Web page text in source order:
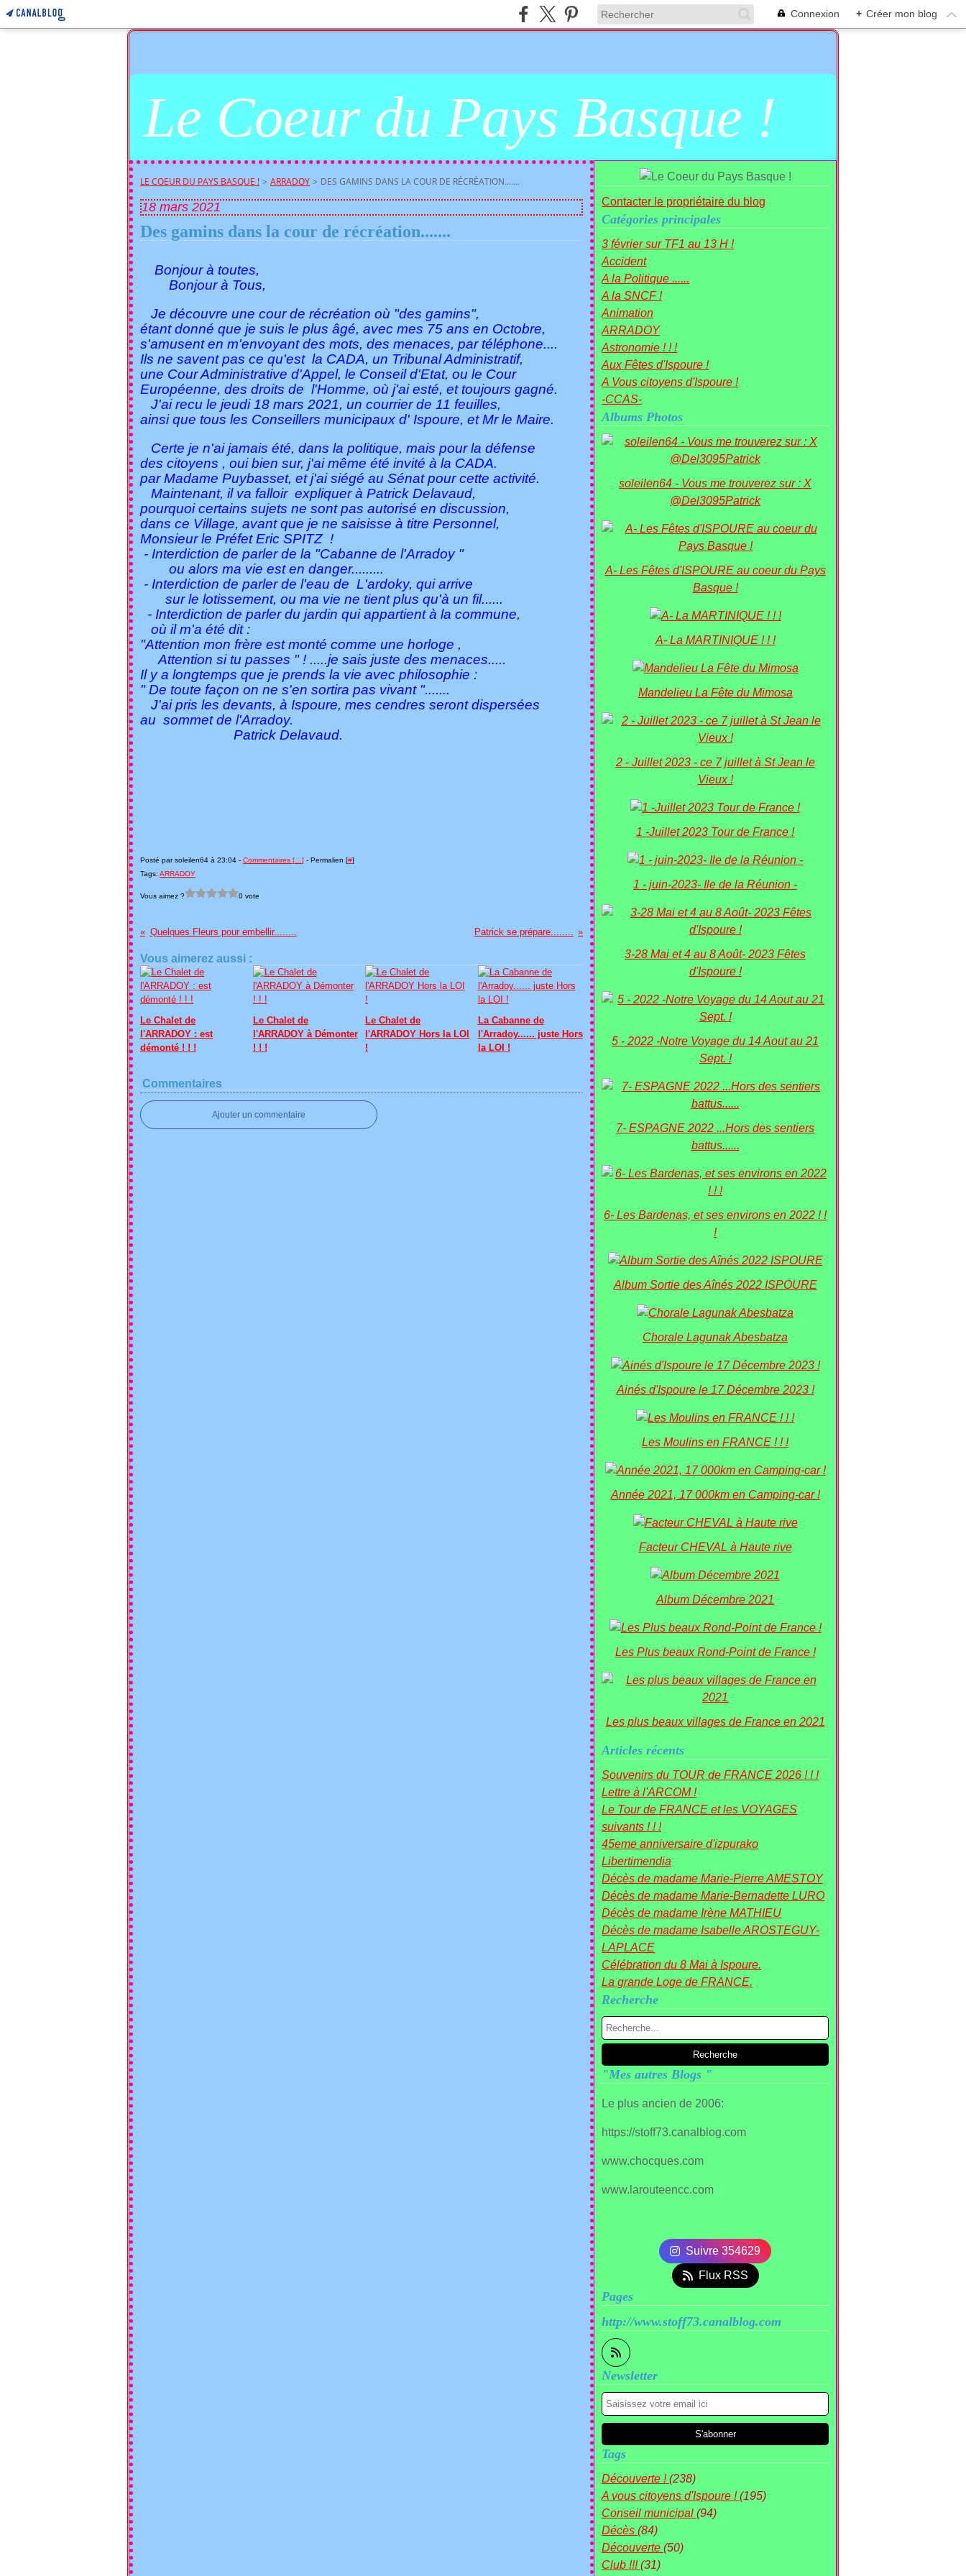
Connexion + Créer mon blog
Le Coeur du Pays Basque !
LE COEUR DU PAYS BASQUE ! > ARRADOY > DES GAMINS DANS LA COUR DE RÉCRÉATION.......
18 mars 2021
Des gamins dans la cour de récréation.......
Bonjour à toutes,
Bonjour à Tous,
Je découvre une cour de récréation où "des gamins",
étant donné que je suis le plus âgé, avec mes 75 ans en Octobre,
s'amusent en m'envoyant des mots, des menaces, par téléphone....
Ils ne savent pas ce qu'est la CADA, un Tribunal Administratif,
une Cour Administrative d'Appel, le Conseil d'Etat, ou le Cour
Européenne, des droits de l'Homme, où j'ai esté, et toujours gagné.
J'ai recu le jeudi 18 mars 2021, un courrier de 11 feuilles,
ainsi que tous les Conseillers municipaux d' Ispoure, et Mr le Maire.
Certe je n'ai jamais été, dans la politique, mais pour la défense
des citoyens , oui bien sur, j'ai même été invité à la CADA.
par Madame Puybasset, et j'ai siégé au Sénat pour cette activité.
Maintenant, il va falloir expliquer à Patrick Delavaud,
pourquoi certains sujets ne sont pas autorisé en discussion,
dans ce Village, avant que je ne saisisse à titre Personnel,
Monsieur le Préfet Eric SPITZ !
- Interdiction de parler de la "Cabanne de l'Arradoy "
ou alors ma vie est en danger.........
- Interdiction de parler de l'eau de L'ardoky, qui arrive
sur le lotissement, ou ma vie ne tient plus qu'à un fil......
- Interdiction de parler du jardin qui appartient à la commune,
où il m'a été dit :
"Attention mon frère est monté comme une horloge ,
Attention si tu passes " ! .....je sais juste des menaces.....
Il y a longtemps que je prends la vie avec philosophie :
" De toute façon on ne s'en sortira pas vivant ".......
J'ai pris les devants, à Ispoure, mes cendres seront dispersées
au sommet de l'Arradoy.
Patrick Delavaud.
Posté par soleilen64 à 23:04 - Commentaires [ ] - Permalien [#]
Tags: ARRADOY
Vous aimez ? 0 vote
Quelques Fleurs pour embellir........ Patrick se prépare........
Vous aimerez aussi :
Le Chalet de
l'ARRADOY : est
démonté ! ! !
Le Chalet de
l'ARRADOY à Démonter
! ! !
Le Chalet de
l'ARRADOY Hors la LOI
!
La Cabanne de
l'Arradoy...... juste Hors
la LOI !
Commentaires
Ajouter un commentaire
Contacter le propriétaire du blog
Catégories principales
3 février sur TF1 au 13 H !
Accident
A la Politique ......
A la SNCF !
Animation
ARRADOY
Astronomie ! ! !
Aux Fêtes d'Ispoure !
A Vous citoyens d'Ispoure !
-CCAS-
Albums Photos
soleilen64 - Vous me trouverez sur : X
@Del3095Patrick
A- Les Fêtes d'ISPOURE au coeur du Pays
Basque !
A- La MARTINIQUE ! ! !
Mandelieu La Fête du Mimosa
2 - Juillet 2023 - ce 7 juillet à St Jean le
Vieux !
1 -Juillet 2023 Tour de France !
1 - juin-2023- Ile de la Réunion -
3-28 Mai et 4 au 8 Août- 2023 Fêtes
d'Ispoure !
5 - 2022 -Notre Voyage du 14 Aout au 21
Sept. !
7- ESPAGNE 2022 ...Hors des sentiers
battus......
6- Les Bardenas, et ses environs en 2022 ! !
!
Album Sortie des Aînés 2022 ISPOURE
Chorale Lagunak Abesbatza
Ainés d'Ispoure le 17 Décembre 2023 !
Les Moulins en FRANCE ! ! !
Année 2021, 17 000km en Camping-car !
Facteur CHEVAL à Haute rive
Album Décembre 2021
Les Plus beaux Rond-Point de France !
Les plus beaux villages de France en 2021
Articles récents
Souvenirs du TOUR de FRANCE 2026 ! ! !
Lettre à l'ARCOM !
Le Tour de FRANCE et les VOYAGES
suivants ! ! !
45eme anniversaire d'izpurako
Libertimendia
Décès de madame Marie-Pierre AMESTOY
Décès de madame Marie-Bernadette LURO
Décès de madame Irène MATHIEU
Décès de madame Isabelle AROSTEGUY-
LAPLACE
Célébration du 8 Mai à Ispoure.
La grande Loge de FRANCE.
Recherche
"Mes autres Blogs "
Le plus ancien de 2006:
https://stoff73.canalblog.com
www.chocques.com
www.larouteencc.com
Suivre 354629
Flux RSS
Pages
http://www.stoff73.canalblog.com
Newsletter
Tags
Découverte !(238)
A vous citoyens d'Ispoure !(195)
Conseil municipal(94)
Décès(84)
Découverte(50)
Club !!!(31)